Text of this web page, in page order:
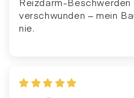
verschwunden – mein
nie.